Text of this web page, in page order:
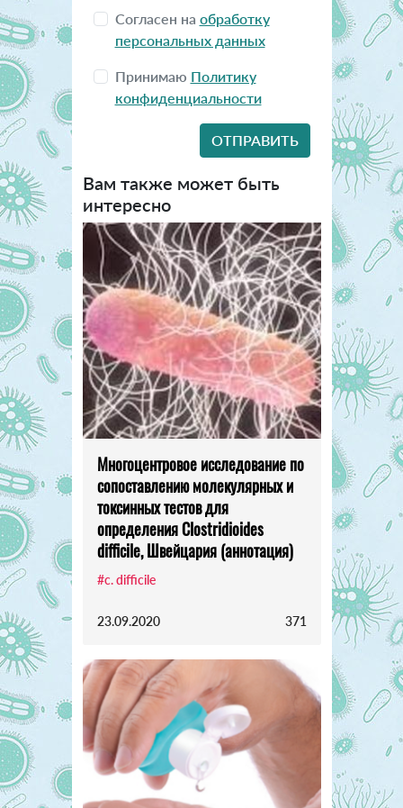
Согласен на обработку
персональных данных
Принимаю Политику
конфиденциальности
Вам также может быть
интересно
Многоцентровое исследование по
сопоставлению молекулярных и
токсинных тестов для
определения Clostridioides
difficile, Швейцария (аннотация)
#c. difficile
23.09.2020 371